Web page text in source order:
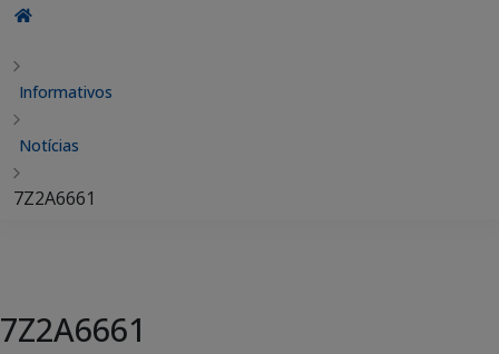
Informativos
Notícias
7Z2A6661
7Z2A6661